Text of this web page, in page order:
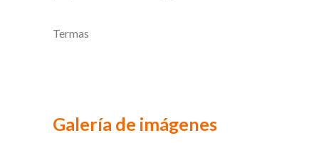
Termas
Galería de imágenes